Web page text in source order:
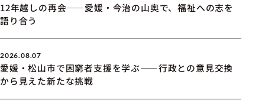
12年越しの再会――愛媛・今治の山奥で、福祉への志を
語り合う
2026.08.07
愛媛・松山市で困窮者支援を学ぶ――行政との意見交換
から見えた新たな挑戦